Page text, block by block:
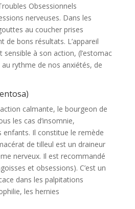
Obsessionnels
nerveuses. Dans les
au coucher prises
de bons résultats. L’appareil
à son action, (l’estomac
au rythme de nos anxiétés, de
calmante, le bourgeon de
les cas d’insomnie,
enfants. Il constitue le remède
de tilleul est un draineur
nerveux. Il est recommandé
et obsessions). C’est un
dans les palpitations
les hernies